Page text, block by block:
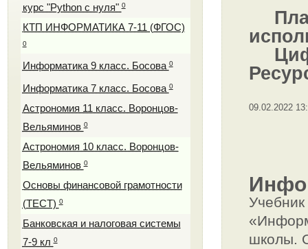
09.02.2022
школы.
курс "Python с нуля"0
КТП ИНФОРМАТИКА 7-11 (ФГОС)
0
Информатика 9 класс. Босова0
Информатика 7 класс. Босова0
Астрономия 11 класс. Воронцов-
Вельяминов0
Астрономия 10 класс. Воронцов-
Вельяминов0
Основы финансовой грамотности
(ТЕСТ)0
Банковская и налоговая системы
7-9 кл0